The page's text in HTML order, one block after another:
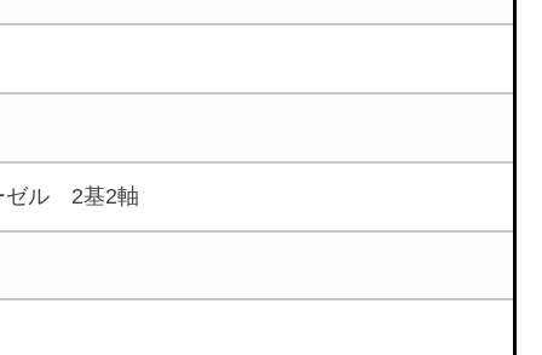
ゼル 2基2軸